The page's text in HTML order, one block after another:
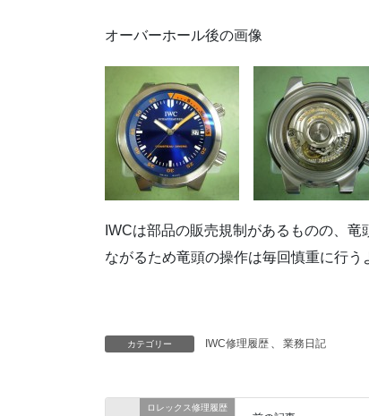
オーバーホール後の画像
IWCは部品の販売規制があるものの、
ながるため竜頭の操作は毎回慎重に行う
カテゴリー IWC修理履歴 業務日記
ロレックス修理履歴